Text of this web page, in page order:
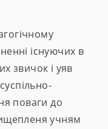
існуючих в
звичок і уяв
поваги до
учням